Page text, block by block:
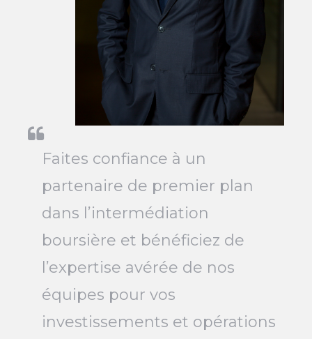
Faites confiance à un
partenaire de premier plan
dans l’intermédiation
boursière et bénéficiez de
l’expertise avérée de nos
équipes pour vos
investissements et opérations